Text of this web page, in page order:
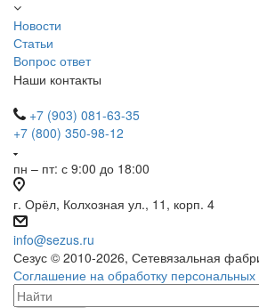
Новости
Статьи
Вопрос ответ
Наши контакты
+7 (903) 081-63-35
+7 (800) 350-98-12
пн – пт: с 9:00 до 18:00
г. Орёл, Колхозная ул., 11, корп. 4
info@sezus.ru
Сезус © 2010-2026, Сетевязальная
Соглашение на обработку